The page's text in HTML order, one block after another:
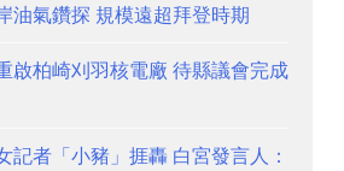
油氣鑽探 規模遠超拜登時期
啟柏崎刈羽核電廠 待縣議會完成
記者「小豬」捱轟 白宮發言人：